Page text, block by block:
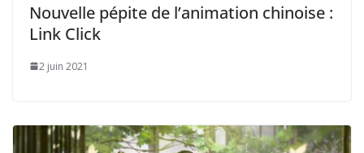
Nouvelle pépite de l’animation chinoise :
Link Click
2 juin 2021